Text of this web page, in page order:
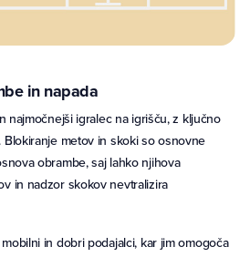
in napada
najmočnejši igralec na igrišču, z ključno
metov in skoki so osnovne
obrambe, saj lahko njihova
in nadzor skokov nevtralizira
in dobri podajalci, kar jim omogoča